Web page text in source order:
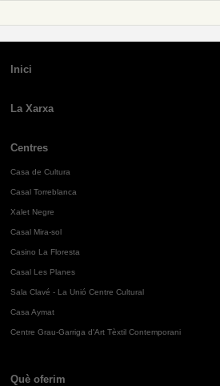
Inici
La Xarxa
Centres
Casa de Cultura
Casal Torreblanca
Xalet Negre
Casal Mira-sol
Casino La Floresta
Casal Les Planes
Sala Clavé - La Unió Centre Cultural
Casa Aymat
Centre Grau-Garriga d'Art Tèxtil Contemporani
Què oferim